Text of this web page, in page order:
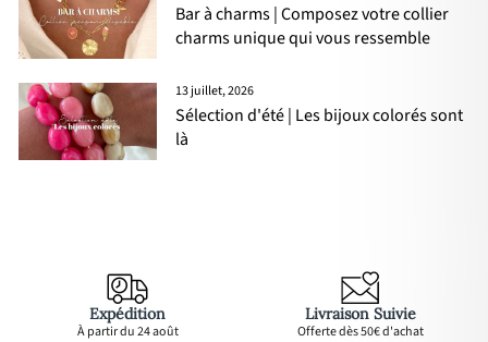
Bar à charms | Composez votre collier
charms unique qui vous ressemble
13 juillet, 2026
Sélection d'été | Les bijoux colorés sont
là
Expédition
À partir du 24 août
Livraison Suivie
Offerte dès 50€ d'achat